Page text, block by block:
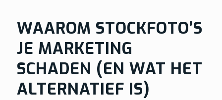
WAAROM STOCKFOTO’S
JE MARKETING
SCHADEN (EN WAT HET
ALTERNATIEF IS)